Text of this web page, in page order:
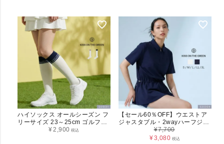
ハイソックス オールシーズン フ
リーサイズ 23～25cm ゴルフウ
ェア レディース g0031
¥2,900 税込
【セール60％OFF】ウエストア
ジャスタブル・2wayハーフジッ
プポロシャツ レディース
¥7,700
¥3,080 税込